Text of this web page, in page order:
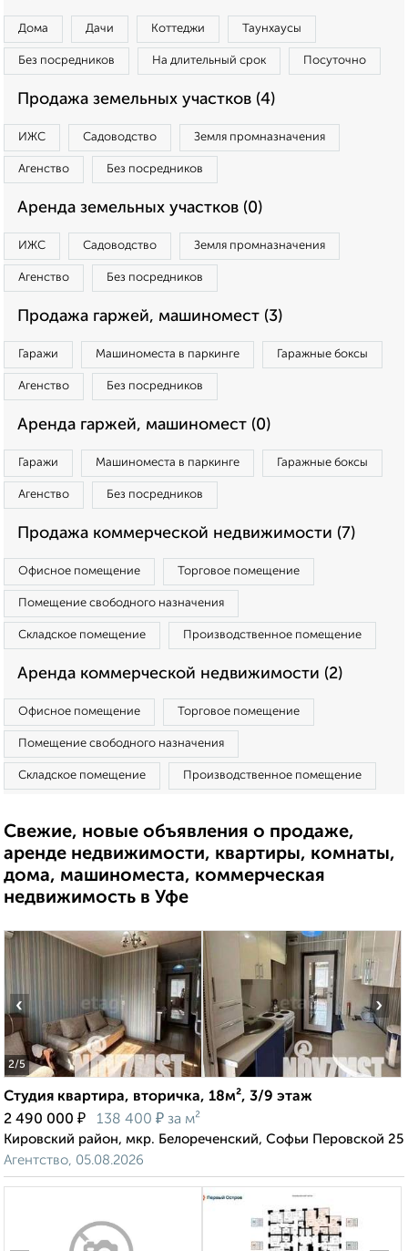
Дома Дачи Коттеджи Таунхаусы
Без посредников На длительный срок Посуточно
Продажа земельных участков (4)
ИЖС Садоводство Земля промназначения
Агенство Без посредников
Аренда земельных участков (0)
ИЖС Садоводство Земля промназначения
Агенство Без посредников
Продажа гаржей, машиномест (3)
Гаражи Машиноместа в паркинге Гаражные боксы
Агенство Без посредников
Аренда гаржей, машиномест (0)
Гаражи Машиноместа в паркинге Гаражные боксы
Агенство Без посредников
Продажа коммерческой недвижимости (7)
Офисное помещение Торговое помещение
Помещение свободного назначения
Складское помещение Производственное помещение
Аренда коммерческой недвижимости (2)
Офисное помещение Торговое помещение
Помещение свободного назначения
Складское помещение Производственное помещение
Свежие, новые объявления о продаже,
аренде недвижимости, квартиры, комнаты,
дома, машиноместа, коммерческая
недвижимость в Уфе
2/5
‹ ›
Студия квартира, вторичка, 18м², 3/9 этаж
2 490 000 ₽ 138 400 ₽ за м²
Кировский район, мкр. Белореченский, Софьи Перовской 25
Агентство, 05.08.2026